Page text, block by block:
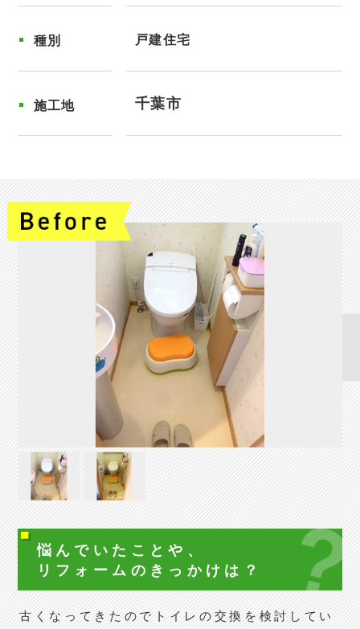
種別 戸建住宅
施工地 千葉市
悩んでいたことや、
リフォームの きっかけは？
古くなってきたのでトイレの交換を検討してい